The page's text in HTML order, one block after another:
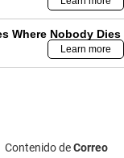
Contenido deCorreo